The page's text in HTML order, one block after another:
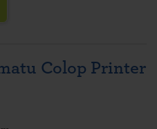
Colop Printer